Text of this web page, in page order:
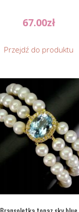
67.00zł
Przejdź do produktu